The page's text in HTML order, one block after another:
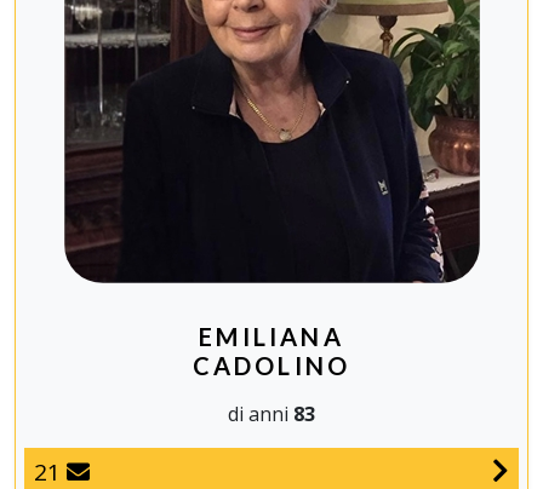
EMILIANA
CADOLINO
di anni 83
21